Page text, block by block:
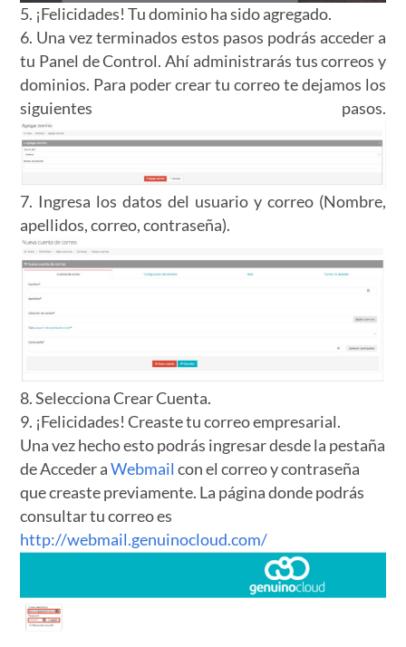
5. ¡Felicidades! Tu dominio ha sido agregado.
6. Una vez terminados estos pasos podrás acceder a
tu Panel de Control. Ahí administrarás tus correos y
dominios. Para poder crear tu correo te dejamos los
siguientes pasos.
7. Ingresa los datos del usuario y correo (Nombre,
apellidos, correo, contraseña).
8. Selecciona Crear Cuenta.
9. ¡Felicidades! Creaste tu correo empresarial.
Una vez hecho esto podrás ingresar desde la pestaña
de Acceder aWebmail con el correo y contraseña
que creaste previamente. La página donde podrás
consultar tu correo es
http://webmail.genuinocloud.com/